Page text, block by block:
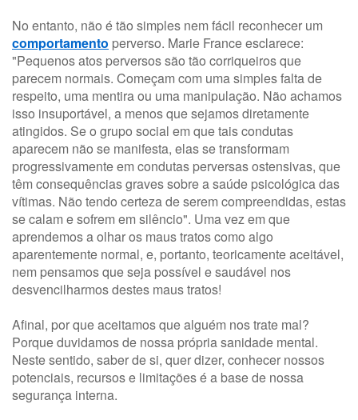
No entanto, não é tão simples nem fácil reconhecer um
comportamento perverso. Marie France esclarece:
"Pequenos atos perversos são tão corriqueiros que
parecem normais. Começam com uma simples falta de
respeito, uma mentira ou uma manipulação. Não achamos
isso insuportável, a menos que sejamos diretamente
atingidos. Se o grupo social em que tais condutas
aparecem não se manifesta, elas se transformam
progressivamente em condutas perversas ostensivas, que
têm consequências graves sobre a saúde psicológica das
vítimas. Não tendo certeza de serem compreendidas, estas
se calam e sofrem em silêncio". Uma vez em que
aprendemos a olhar os maus tratos como algo
aparentemente normal, e, portanto, teoricamente aceitável,
nem pensamos que seja possível e saudável nos
desvencilharmos destes maus tratos!
Afinal, por que aceitamos que alguém nos trate mal?
Porque duvidamos de nossa própria sanidade mental.
Neste sentido, saber de si, quer dizer, conhecer nossos
potenciais, recursos e limitações é a base de nossa
segurança interna.